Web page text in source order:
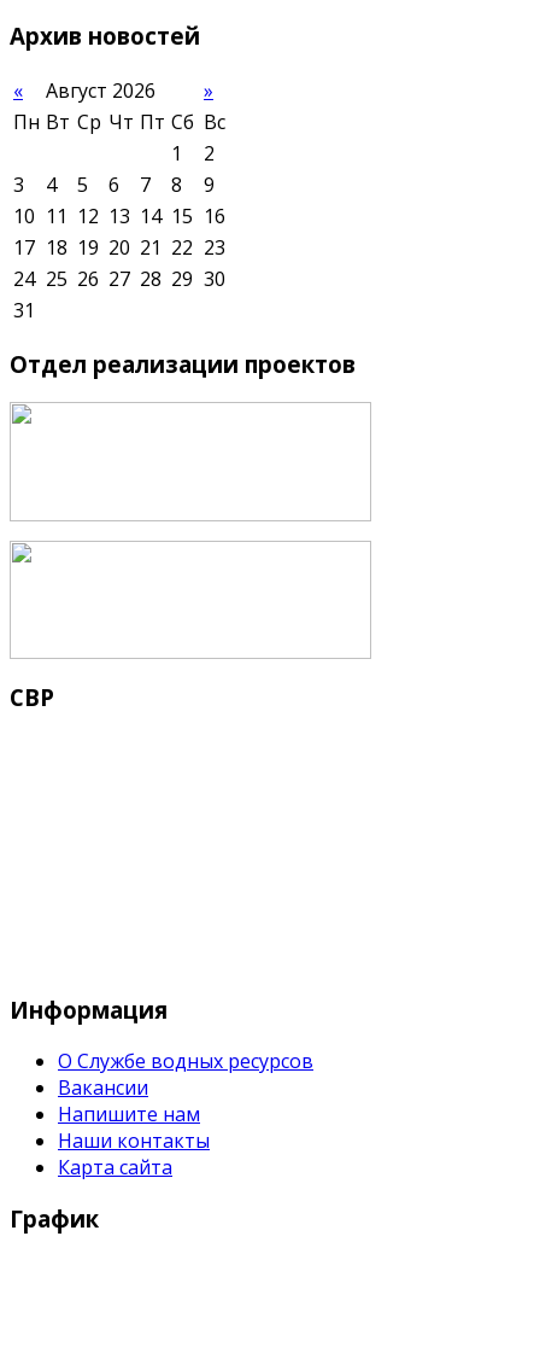
Архив новостей
« Август 2026
»
Пн Вт Ср Чт Пт Сб Вс
1
2
3
4 5 6 7 8
9
10 11 12 13 14 15 16
17 18 19 20 21 22 23
24 25 26 27 28 29 30
31
Отдел реализации проектов
СВР
Информация
О Службе водных ресурсов
Вакансии
Напишите нам
Наши контакты
Карта сайта
График